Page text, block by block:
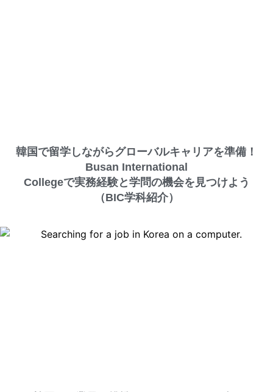
韓国で留学しながらグローバルキャリアを準備！
Busan International
Collegeで実務経験と学問の機会を見つけよう
（BIC学科紹介）